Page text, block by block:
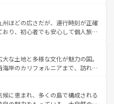
れぞれで全く異なる文化を体験で
なお、新着のフランス情報はコンテンツ一覧
してほしい。 なお、新着の
ツ一覧を参照してほしい。
ある。また、優雅なアフタヌーン
はたまらない英国パブ、サッカー観
できる体験も豊富。イギリスを旅
い。
州ほどの広さだが、運行時刻が正確
り、初心者でも安心して個人旅行
や、スイスならではのユニークな
観光だけでなく町歩きも満喫する
得が高いため物価も高いが、旅行
しむこともできる。 なお、新
テンツ一覧 を参照してほしい。
な土地と多様な文化が魅力の国。
岸のカリフォルニアまで、訪れる
光、ショッピング、エンターテイ
的なスポットだ。一方、アメリカ
に恵まれ、多くの島で構成される